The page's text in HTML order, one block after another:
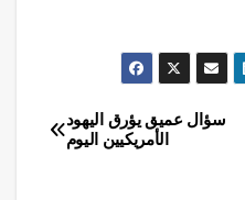
سؤال عميق يؤرق اليهود
الأمريكيين اليوم